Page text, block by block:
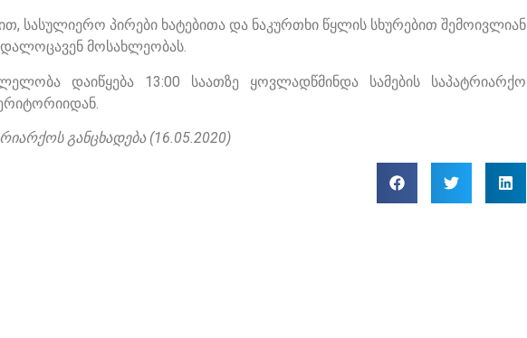
სასულიერო პირები ხატებითა და ნაკურთხი წყლის სხურებით შემოივლიან
მოსახლეობას.
დაიწყება 13:00 საათზე ყოვლადწმინდა სამების საპატრიარქო
განცხადება (16.05.2020)